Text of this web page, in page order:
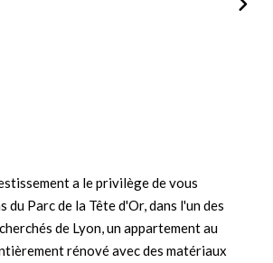
Estimer votre bien
Nos biens vendus
a le privilège de vous
du Parc de la Tête d'Or, dans l'un des
de Lyon, un appartement au
rénové avec des matériaux